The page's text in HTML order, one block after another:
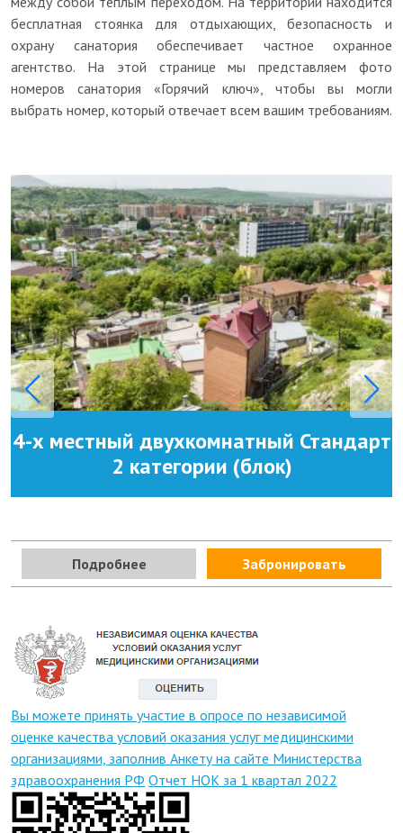
бесплатная стоянка для отдыхающих, безопасность и
охрану санатория обеспечивает частное охранное
агентство. На этой странице мы представляем фото
номеров санатория «Горячий ключ», чтобы вы могли
выбрать номер, который отвечает всем вашим требованиям.
4-х местный двухкомнатный Стандарт
2 категории (блок)
Подробнее Забронировать
Вы можете принять участие в опросе по независимой
оценке качества условий оказания услуг медицинскими
организациями, заполнив Анкету на сайте Министерства
здравоохранения РФ Отчет НОК за 1 квартал 2022